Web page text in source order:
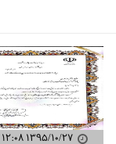
۱۳۹۵/۱۰/۲۷ ۱۲:۰۸